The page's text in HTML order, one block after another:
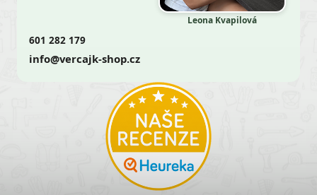
Leona Kvapilová
601 282 179
info@vercajk-shop.cz